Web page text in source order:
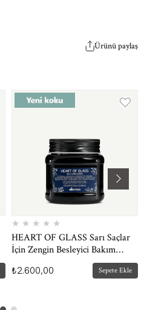
Ürünü paylaş
★ ★ ★ ★ ★
HEART OF GLASS Sarı Saçlar
İçin Zengin Besleyici Bakım
₺2.600,00 Sepete Ekle